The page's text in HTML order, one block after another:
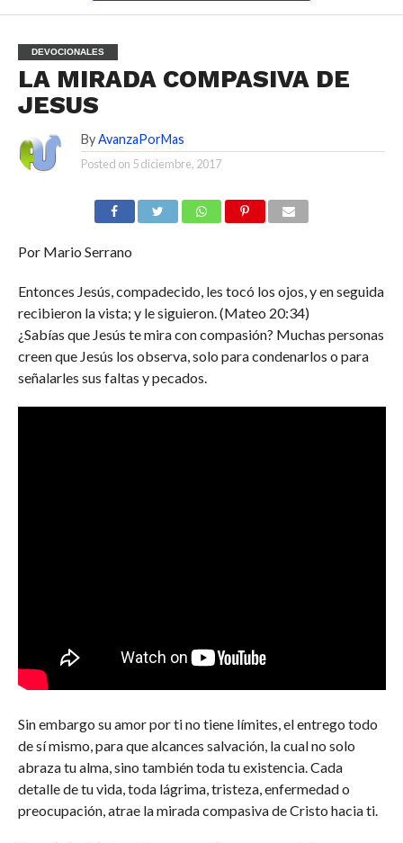
DEVOCIONALES
LA MIRADA COMPASIVA DE
JESUS
By AvanzaPorMas
Posted on 5 diciembre, 2017
Por Mario Serrano
Entonces Jesús, compadecido, les tocó los ojos, y en seguida
recibieron la vista; y le siguieron. (Mateo 20:34)
¿Sabías que Jesús te mira con compasión? Muchas personas
creen que Jesús los observa, solo para condenarlos o para
señalarles sus faltas y pecados.
Sin embargo su amor por ti no tiene límites, el entrego todo
de sí mismo, para que alcances salvación, la cual no solo
abraza tu alma, sino también toda tu existencia. Cada
detalle de tu vida, toda lágrima, tristeza, enfermedad o
preocupación, atrae la mirada compasiva de Cristo hacia ti.